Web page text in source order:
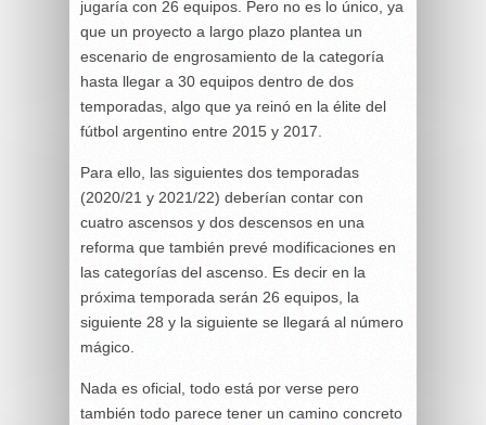
jugaría con 26 equipos. Pero no es lo único, ya
que un proyecto a largo plazo plantea un
escenario de engrosamiento de la categoría
hasta llegar a 30 equipos dentro de dos
temporadas, algo que ya reinó en la élite del
fútbol argentino entre 2015 y 2017.
Para ello, las siguientes dos temporadas
(2020/21 y 2021/22) deberían contar con
cuatro ascensos y dos descensos en una
reforma que también prevé modificaciones en
las categorías del ascenso. Es decir en la
próxima temporada serán 26 equipos, la
siguiente 28 y la siguiente se llegará al número
mágico.
Nada es oficial, todo está por verse pero
también todo parece tener un camino concreto